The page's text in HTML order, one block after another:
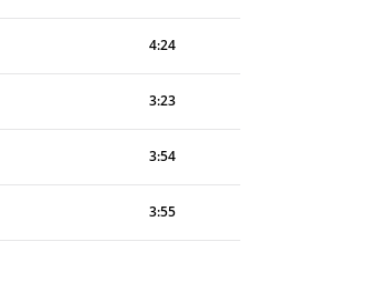
4:24
3:23
3:54
3:55